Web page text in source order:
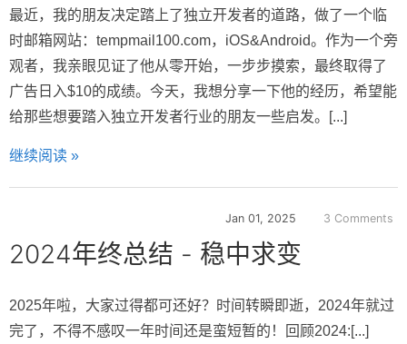
最近，我的朋友决定踏上了独立开发者的道路，做了一个临
时邮箱网站：tempmail100.com，iOS&Android。作为一个旁
观者，我亲眼见证了他从零开始，一步步摸索，最终取得了
广告日入$10的成绩。今天，我想分享一下他的经历，希望能
给那些想要踏入独立开发者行业的朋友一些启发。[...]
继续阅读 »
Jan 01, 2025 3 Comments
2024年终总结 - 稳中求变
2025年啦，大家过得都可还好？时间转瞬即逝，2024年就过
完了，不得不感叹一年时间还是蛮短暂的！回顾2024:[...]